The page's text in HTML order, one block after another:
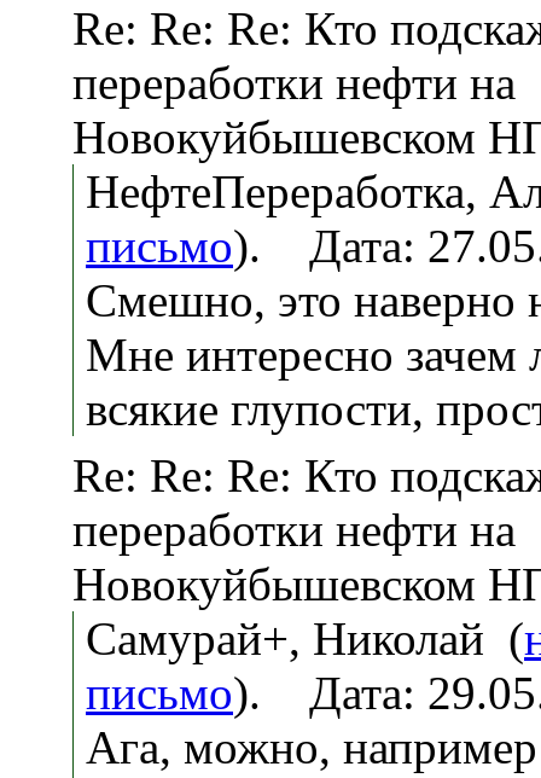
Re: Re: Re: Кто
переработки нефти на
Новокуйбышевском
НефтеПереработка,
письмо). Дата:
Смешно, это наверно
Мне интересно
всякие глупости,
Re: Re: Re: Кто
переработки нефти на
Новокуйбышевском
Самурай+, Николай (
письмо). Дата:
Ага, можно,